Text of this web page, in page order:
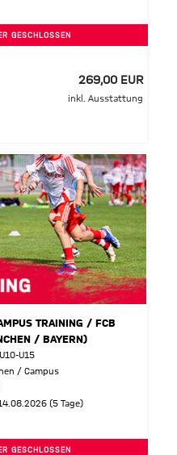
GESCHLOSSEN
269,00 EUR
inkl. Ausstattung
TRAINING / FCB
/ BAYERN)
U15
/ Campus
(5 Tage)
GESCHLOSSEN